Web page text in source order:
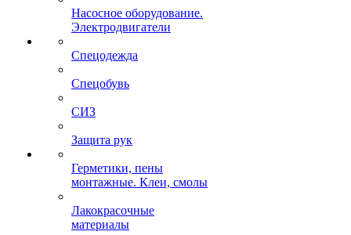
Насосное оборудование.
Электродвигатели
Спецодежда
Спецобувь
СИЗ
Защита рук
Герметики, пены
монтажные. Клеи, смолы
Лакокрасочные
материалы